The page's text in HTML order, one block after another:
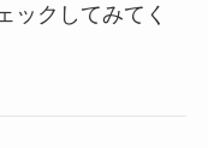
ックしてみてく